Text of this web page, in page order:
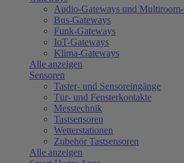
Audio-Gateways und
Bus-Gateways
Funk-Gateways
IoT-Gateways
Klima-Gateways
Alle anzeigen
Sensoren
Taster- und Sensoreingänge
Tür- und Fensterkontakte
Messtechnik
Tastsensoren
Wetterstationen
Zubehör Tastsensoren
Alle anzeigen